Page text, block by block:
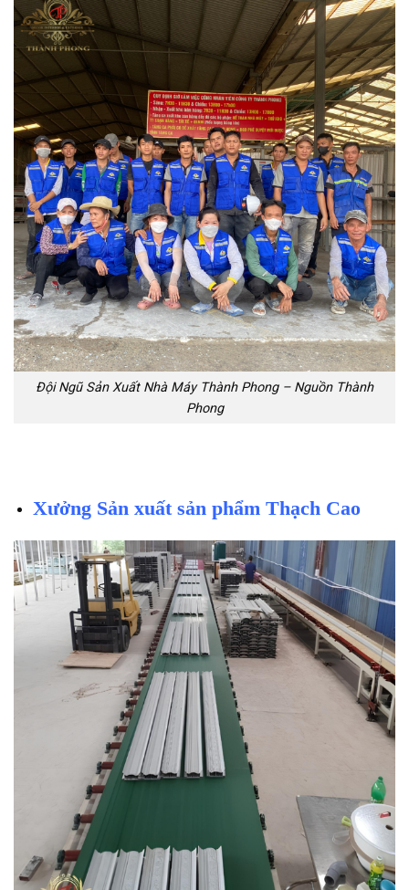
Đội Ngũ Sản Xuất Nhà Máy Thành Phong – Nguồn Thành
Phong
Xưởng Sản xuất sản phẩm Thạch Cao